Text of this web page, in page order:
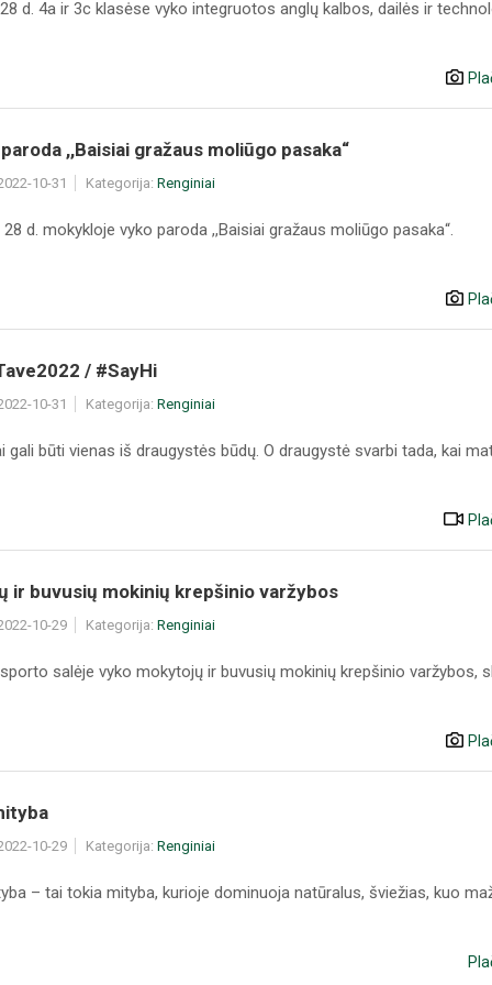
d. 4a ir 3c klasėse vyko integruotos anglų kalbos, dailės ir
,,Baisiai gražaus moliūgo pasaka“
10-31 Kategorija: Renginiai
d. mokykloje vyko paroda ,,Baisiai gražaus moliūgo pasaka“.
/ #SayHi
10-31 Kategorija: Renginiai
gali būti vienas iš draugystės būdų. O draugystė svarbi tada, kai
ir buvusių mokinių krepšinio varžybos
10-29 Kategorija: Renginiai
salėje vyko mokytojų ir buvusių mokinių krepšinio varžybos,
10-29 Kategorija: Renginiai
– tai tokia mityba, kurioje dominuoja natūralus, šviežias, kuo